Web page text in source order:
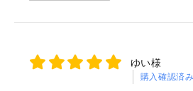
ゆい様
購入確認済み